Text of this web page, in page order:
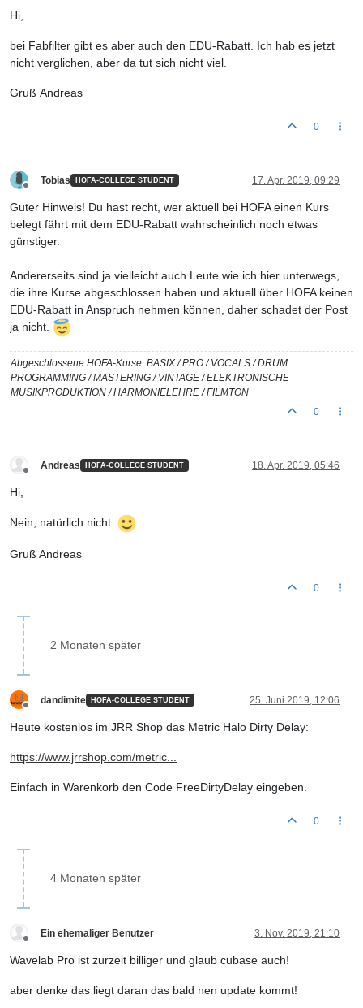
Hi,
bei Fabfilter gibt es aber auch den EDU-Rabatt. Ich hab es jetzt
nicht verglichen, aber da tut sich nicht viel.
Gruß Andreas
0
Tobias HOFA-COLLEGE STUDENT 17. Apr. 2019, 09:29
Guter Hinweis! Du hast recht, wer aktuell bei HOFA einen Kurs
belegt fährt mit dem EDU-Rabatt wahrscheinlich noch etwas
günstiger.
Andererseits sind ja vielleicht auch Leute wie ich hier unterwegs,
die ihre Kurse abgeschlossen haben und aktuell über HOFA keinen
EDU-Rabatt in Anspruch nehmen können, daher schadet der Post
ja nicht.
Abgeschlossene HOFA-Kurse: BASIX / PRO / VOCALS / DRUM
PROGRAMMING / MASTERING / VINTAGE / ELEKTRONISCHE
MUSIKPRODUKTION / HARMONIELEHRE / FILMTON
0
Andreas HOFA-COLLEGE STUDENT 18. Apr. 2019, 05:46
Hi,
Nein, natürlich nicht.
Gruß Andreas
0
2 Monaten später
dandimite HOFA-COLLEGE STUDENT 25. Juni 2019, 12:06
Heute kostenlos im JRR Shop das Metric Halo Dirty Delay:
https://www.jrrshop.com/metric...
Einfach in Warenkorb den Code FreeDirtyDelay eingeben.
0
4 Monaten später
Ein ehemaliger Benutzer 3. Nov. 2019, 21:10
Wavelab Pro ist zurzeit billiger und glaub cubase auch!
aber denke das liegt daran das bald nen update kommt!